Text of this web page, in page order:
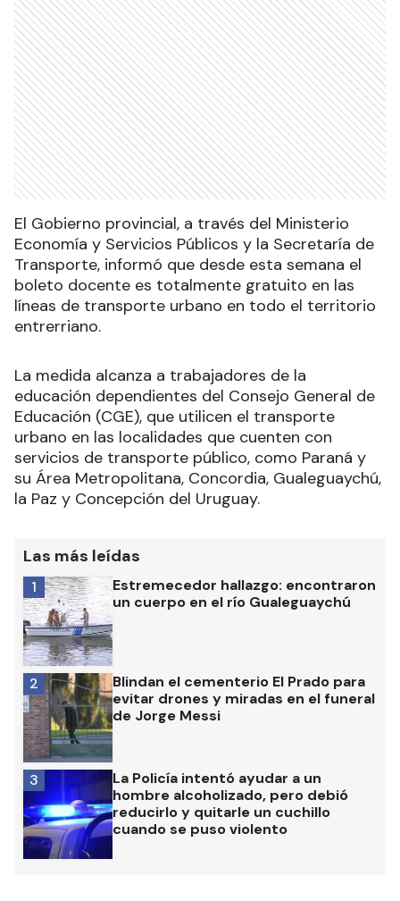
El Gobierno provincial, a través del Ministerio
Economía y Servicios Públicos y la Secretaría de
Transporte, informó que desde esta semana el
boleto docente es totalmente gratuito en las
líneas de transporte urbano en todo el territorio
entrerriano.
La medida alcanza a trabajadores de la
educación dependientes del Consejo General de
Educación (CGE), que utilicen el transporte
urbano en las localidades que cuenten con
servicios de transporte público, como Paraná y
su Área Metropolitana, Concordia, Gualeguaychú,
la Paz y Concepción del Uruguay.
Las más leídas
Estremecedor hallazgo: encontraron
un cuerpo en el río Gualeguaychú
1
Blindan el cementerio El Prado para
evitar drones y miradas en el funeral
de Jorge Messi
2
La Policía intentó ayudar a un
hombre alcoholizado, pero debió
reducirlo y quitarle un cuchillo
cuando se puso violento
3